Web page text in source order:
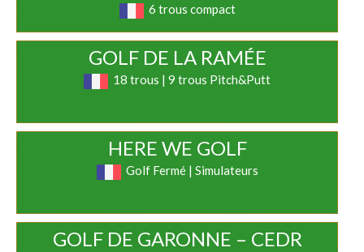
6 trous compact
GOLF DE LA RAMÉE
18 trous | 9 trous Pitch&Putt
HERE WE GOLF
Golf Fermé | Simulateurs
GOLF DE GARONNE – CEDR